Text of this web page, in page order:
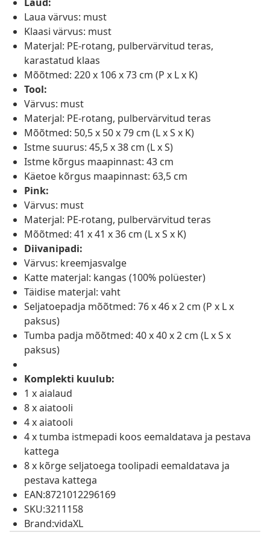
Laua värvus: must
Klaasi värvus: must
Materjal: PE-rotang, pulbervärvitud teras,
karastatud klaas
Mõõtmed: 220 x 106 x 73 cm (P x L x K)
Tool:
Värvus: must
Materjal: PE-rotang, pulbervärvitud teras
Mõõtmed: 50,5 x 50 x 79 cm (L x S x K)
Istme suurus: 45,5 x 38 cm (L x S)
Istme kõrgus maapinnast: 43 cm
Käetoe kõrgus maapinnast: 63,5 cm
Pink:
Värvus: must
Materjal: PE-rotang, pulbervärvitud teras
Mõõtmed: 41 x 41 x 36 cm (L x S x K)
Diivanipadi:
Värvus: kreemjasvalge
Katte materjal: kangas (100% polüester)
Täidise materjal: vaht
Seljatoepadja mõõtmed: 76 x 46 x 2 cm (P x L x
paksus)
Tumba padja mõõtmed: 40 x 40 x 2 cm (L x S x
paksus)
Komplekti kuulub:
1 x aialaud
8 x aiatooli
4 x aiatooli
4 x tumba istmepadi koos eemaldatava ja pestava
kattega
8 x kõrge seljatoega toolipadi eemaldatava ja
pestava kattega
EAN:8721012296169
SKU:3211158
Brand:vidaXL